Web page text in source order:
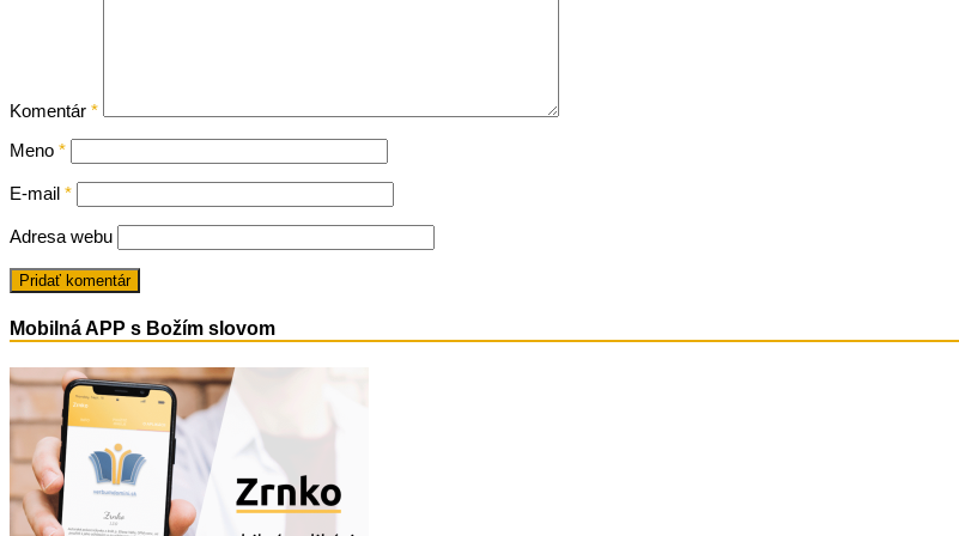
Komentár *
Meno *
E-mail *
Adresa webu
Mobilná APP s Božím slovom